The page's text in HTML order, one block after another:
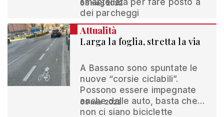
smantellata per fare posto a
dei parcheggi
05 mag 2022
Attualità
Larga la foglia, stretta la via
A Bassano sono spuntate le
nuove “corsie ciclabili”.
Possono essere impegnate
anche dalle auto, basta che…
non ci siano biciclette
09 mar 2022